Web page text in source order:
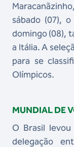
sábado (07),
domingo (08),
a Itália. A
para se
Olímpicos.
MUNDIAL DE
O Brasil
delegação